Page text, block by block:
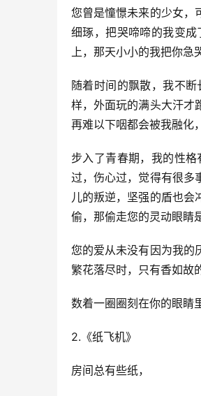
您曾是憧憬未来的少女，
细琢，把哭啼啼的我变
上，那天小小的我把你急
随着时间的飘散，我不
样，外面玩的满头大汗才
再难以下咽都会被我融化
步入了青春期，我的性
过，伤心过，觉得有很多
儿的叛逆，坚强的盾也会
偷，那偷走您的灵动眼睛
您的爱从未没有因为我的
繁花落尽时，只有香如故
数着一圈圈刻在你的眼睛
2.《纸飞机》
房间总有些纸，